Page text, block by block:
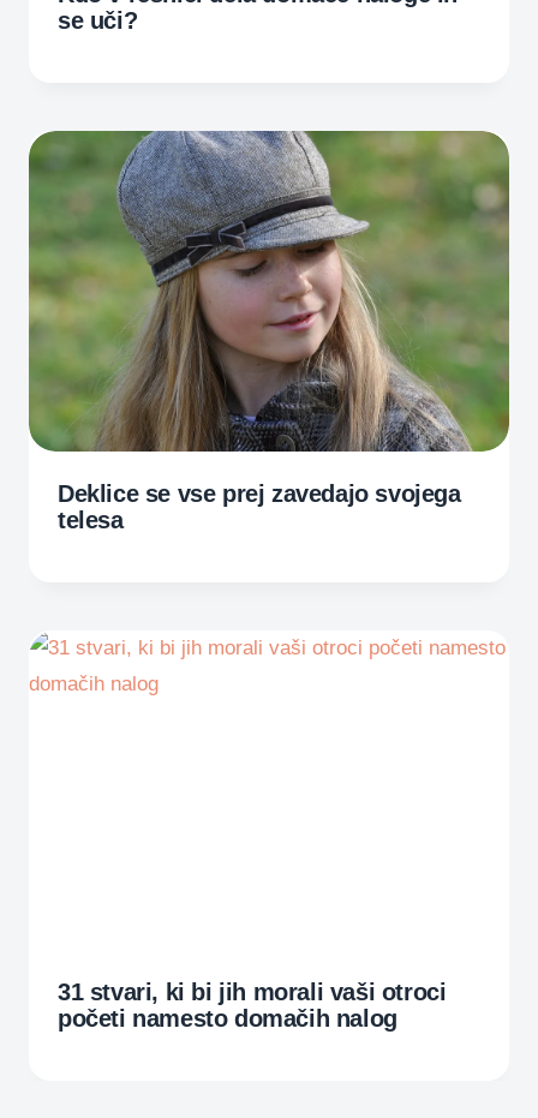
se uči?
Deklice se vse prej zavedajo svojega
telesa
31 stvari, ki bi jih morali vaši otroci
početi namesto domačih nalog